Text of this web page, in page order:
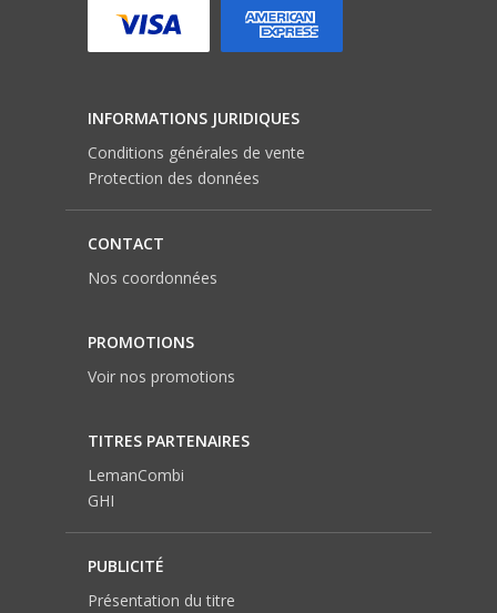
INFORMATIONS JURIDIQUES
Conditions générales de vente
Protection des données
CONTACT
Nos coordonnées
PROMOTIONS
Voir nos promotions
TITRES PARTENAIRES
LemanCombi
GHI
PUBLICITÉ
Présentation du titre